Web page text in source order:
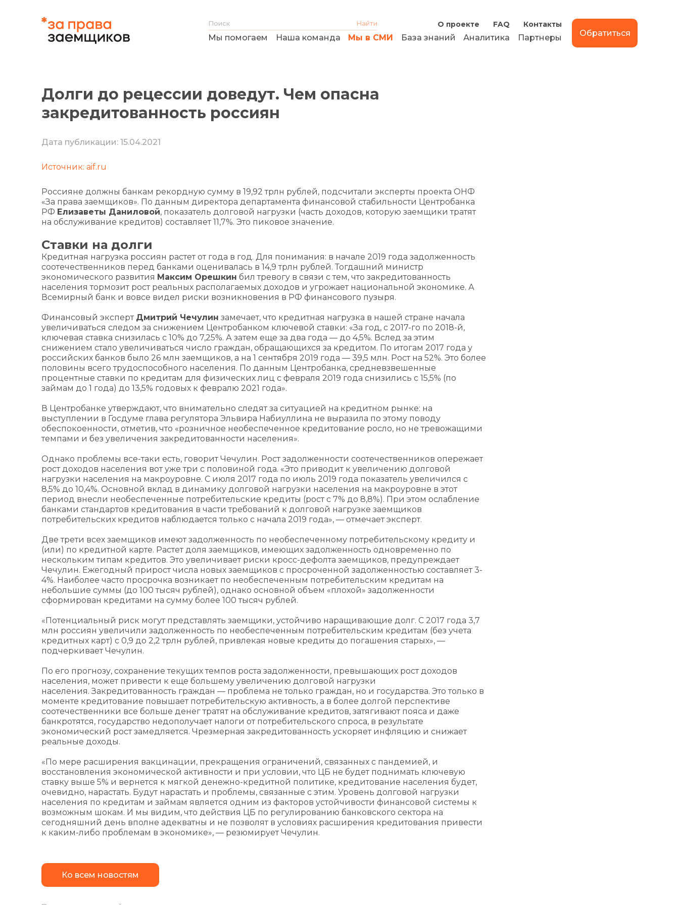
О проекте FAQ Контакты
Мы помогаем Наша команда Мы в СМИ База знаний Аналитика Партнеры Обратиться
Долги до рецессии доведут. Чем опасна
закредитованность россиян
Дата публикации: 15.04.2021
Источник: aif.ru
Россияне должны банкам рекордную сумму в 19,92 трлн рублей, подсчитали эксперты проекта ОНФ
«За права заемщиков». По данным директора департамента финансовой стабильности Центробанка
РФ Елизаветы Даниловой, показатель долговой нагрузки (часть доходов, которую заемщики тратят
на обслуживание кредитов) составляет 11,7%. Это пиковое значение.
Ставки на долги
Кредитная нагрузка россиян растет от года в год. Для понимания: в начале 2019 года задолженность
соотечественников перед банками оценивалась в 14,9 трлн рублей. Тогдашний министр
экономического развития Максим Орешкин бил тревогу в связи с тем, что закредитованность
населения тормозит рост реальных располагаемых доходов и угрожает национальной экономике. А
Всемирный банк и вовсе видел риски возникновения в РФ финансового пузыря.
Финансовый эксперт Дмитрий Чечулин замечает, что кредитная нагрузка в нашей стране начала
увеличиваться следом за снижением Центробанком ключевой ставки: «За год, с 2017-го по 2018-й,
ключевая ставка снизилась с 10% до 7,25%. А затем еще за два года — до 4,5%. Вслед за этим
снижением стало увеличиваться число граждан, обращающихся за кредитом. По итогам 2017 года у
российских банков было 26 млн заемщиков, а на 1 сентября 2019 года — 39,5 млн. Рост на 52%. Это более
половины всего трудоспособного населения. По данным Центробанка, средневзвешенные
процентные ставки по кредитам для физических лиц с февраля 2019 года снизились с 15,5% (по
займам до 1 года) до 13,5% годовых к февралю 2021 года».
В Центробанке утверждают, что внимательно следят за ситуацией на кредитном рынке: на
выступлении в Госдуме глава регулятора Эльвира Набиуллина не выразила по этому поводу
обеспокоенности, отметив, что «розничное необеспеченное кредитование росло, но не тревожащими
темпами и без увеличения закредитованности населения».
Однако проблемы все-таки есть, говорит Чечулин. Рост задолженности соотечественников опережает
рост доходов населения вот уже три с половиной года. «Это приводит к увеличению долговой
нагрузки населения на макроуровне. С июля 2017 года по июль 2019 года показатель увеличился с
8,5% до 10,4%. Основной вклад в динамику долговой нагрузки населения на макроуровне в этот
период внесли необеспеченные потребительские кредиты (рост с 7% до 8,8%). При этом ослабление
банками стандартов кредитования в части требований к долговой нагрузке заемщиков
потребительских кредитов наблюдается только с начала 2019 года», — отмечает эксперт.
Две трети всех заемщиков имеют задолженность по необеспеченному потребительскому кредиту и
(или) по кредитной карте. Растет доля заемщиков, имеющих задолженность одновременно по
нескольким типам кредитов. Это увеличивает риски кросс-дефолта заемщиков, предупреждает
Чечулин. Ежегодный прирост числа новых заемщиков с просроченной задолженностью составляет 3-
4%. Наиболее часто просрочка возникает по необеспеченным потребительским кредитам на
небольшие суммы (до 100 тысяч рублей), однако основной объем «плохой» задолженности
сформирован кредитами на сумму более 100 тысяч рублей.
«Потенциальный риск могут представлять заемщики, устойчиво наращивающие долг. С 2017 года 3,7
млн россиян увеличили задолженность по необеспеченным потребительским кредитам (без учета
кредитных карт) с 0,9 до 2,2 трлн рублей, привлекая новые кредиты до погашения старых», —
подчеркивает Чечулин.
По его прогнозу, сохранение текущих темпов роста задолженности, превышающих рост доходов
населения, может привести к еще большему увеличению долговой нагрузки
населения. Закредитованность граждан — проблема не только граждан, но и государства. Это только в
моменте кредитование повышает потребительскую активность, а в более долгой перспективе
соотечественники все больше денег тратят на обслуживание кредитов, затягивают пояса и даже
банкротятся, государство недополучает налоги от потребительского спроса, в результате
экономический рост замедляется. Чрезмерная закредитованность ускоряет инфляцию и снижает
реальные доходы.
«По мере расширения вакцинации, прекращения ограничений, связанных с пандемией, и
восстановления экономической активности и при условии, что ЦБ не будет поднимать ключевую
ставку выше 5% и вернется к мягкой денежно-кредитной политике, кредитование населения будет,
очевидно, нарастать. Будут нарастать и проблемы, связанные с этим. Уровень долговой нагрузки
населения по кредитам и займам является одним из факторов устойчивости финансовой системы к
возможным шокам. И мы видим, что действия ЦБ по регулированию банковского сектора на
сегодняшний день вполне адекватны и не позволят в условиях расширения кредитования привести
к каким-либо проблемам в экономике», — резюмирует Чечулин.
Ко всем новостям